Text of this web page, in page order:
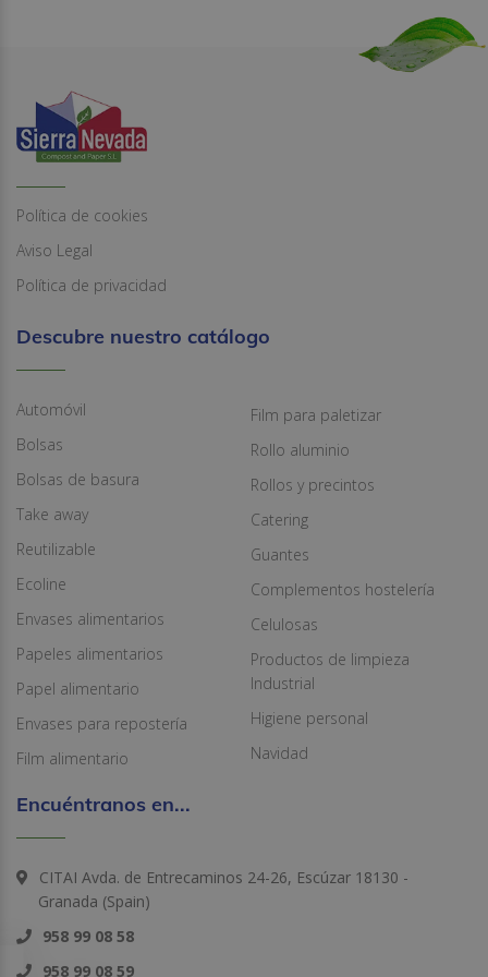
Política de cookies
Aviso Legal
Política de privacidad
Descubre nuestro catálogo
Automóvil
Bolsas
Bolsas de basura
Take away
Reutilizable
Ecoline
Envases alimentarios
Papeles alimentarios
Papel alimentario
Envases para repostería
Film alimentario
Film para paletizar
Rollo aluminio
Rollos y precintos
Catering
Guantes
Complementos hostelería
Celulosas
Productos de limpieza
Industrial
Higiene personal
Navidad
Encuéntranos en...
CITAI Avda. de Entrecaminos 24-26, Escúzar 18130 -
Granada (Spain)
958 99 08 58
958 99 08 59